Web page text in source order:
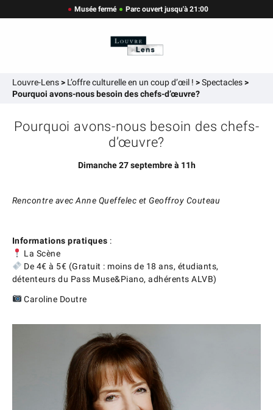
Musée fermé Parc ouvert jusqu'à 21:00
Louvre-Lens> L’offre culturelle en un coup d’œil ! >Spectacles>
Pourquoi avons-nous besoin des chefs-d’œuvre?
Pourquoi avons-nous besoin des chefs-
d’œuvre?
Dimanche 27 septembre à 11h
Rencontre avec Anne Queffelec et Geoffroy Couteau
Informations pratiques :
La Scène
De 4€ à 5€ (Gratuit : moins de 18 ans, étudiants,
détenteurs du Pass Muse&Piano, adhérents ALVB)
Caroline Doutre